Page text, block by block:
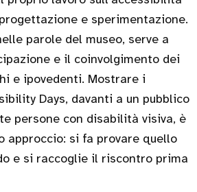
e sperimentazione.
parole del museo, serve a
e il coinvolgimento dei
e ipovedenti. Mostrare i
Days, davanti a un pubblico
persone con disabilità visiva, è
approccio: si fa provare quello
e si raccoglie il riscontro prima